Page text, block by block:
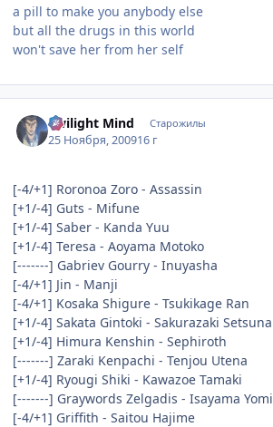
a pill to make you anybody else
but all the drugs in this world
won't save her from her self
Twilight Mind Старожилы
25 Ноября, 200916 г
[-4/+1] Roronoa Zoro - Assassin
[+1/-4] Guts - Mifune
[+1/-4] Saber - Kanda Yuu
[+1/-4] Teresa - Aoyama Motoko
[-------] Gabriev Gourry - Inuyasha
[-4/+1] Jin - Manji
[-4/+1] Kosaka Shigure - Tsukikage Ran
[+1/-4] Sakata Gintoki - Sakurazaki Setsuna
[+1/-4] Himura Kenshin - Sephiroth
[-------] Zaraki Kenpachi - Tenjou Utena
[+1/-4] Ryougi Shiki - Kawazoe Tamaki
[-------] Graywords Zelgadis - Isayama Yomi
[-4/+1] Griffith - Saitou Hajime